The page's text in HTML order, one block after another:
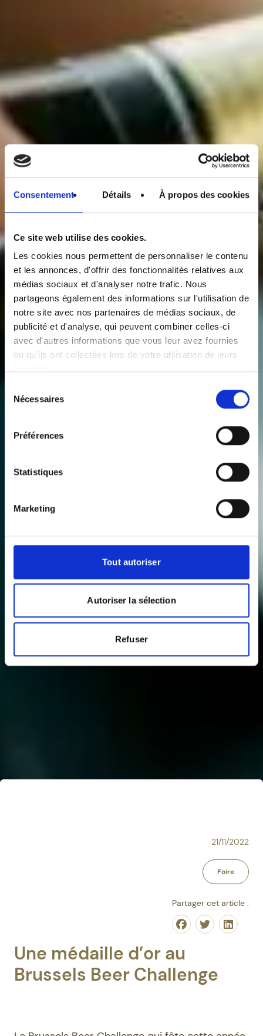
Consentement Détails À propos des cookies
Ce site web utilise des cookies.
Les cookies nous permettent de personnaliser le contenu
et les annonces, d'offrir des fonctionnalités relatives aux
médias sociaux et d'analyser notre trafic. Nous
partageons également des informations sur l'utilisation de
notre site avec nos partenaires de médias sociaux, de
publicité et d'analyse, qui peuvent combiner celles-ci
avec d'autres informations que vous leur avez fournies
ou qu'ils ont collectées lors de votre utilisation de leurs
Nécessaires
Préférences
Statistiques
Marketing
Tout autoriser
Autoriser la sélection
Refuser
21/11/2022
Foire
Partager cet article :
Share onShare on
Share
Une médaille d’or au
Brussels Beer Challenge